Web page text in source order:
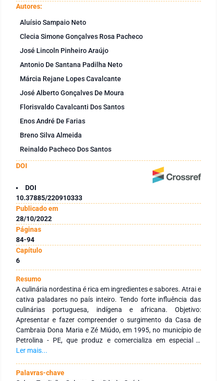
Autores:
Aluísio Sampaio Neto
Clecia Simone Gonçalves Rosa Pacheco
José Lincoln Pinheiro Araújo
Antonio De Santana Padilha Neto
Márcia Rejane Lopes Cavalcante
José Alberto Gonçalves De Moura
Florisvaldo Cavalcanti Dos Santos
Enos André De Farias
Breno Silva Almeida
Reinaldo Pacheco Dos Santos
DOI
DOI
10.37885/220910333
Publicado em
28/10/2022
Páginas
84-94
Capítulo
6
Resumo
A culinária nordestina é rica em ingredientes e sabores. Atrai e
cativa paladares no país inteiro. Tendo forte influência das
culinárias portuguesa, indígena e africana. Objetivo:
Apresentar e fazer compreender o surgimento da Casa de
Cambraia Dona Maria e Zé Miúdo, em 1995, no município de
Petrolina - PE, que produz e comercializa em especial a
Cambraia, um alimento saboroso produzido de maneira
cálcio, e, que não possui glúten. Método: É um estudo de
Ler mais...
Palavras-chave